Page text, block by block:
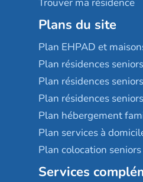
Plans du site
Plan EHPAD et
Plan résidences
Plan résidences
Plan résidences
Plan hébergement
Plan services à
Plan colocation seniors
Services